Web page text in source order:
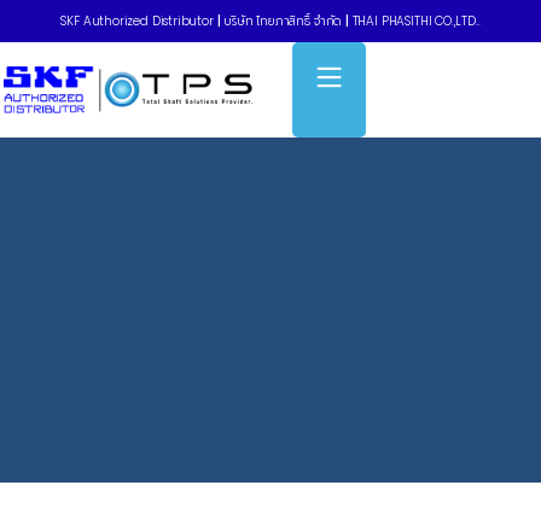
SKF Authorized Distributor บริษัท ไทยภาสิทธิ์ จำกัด THAI PHASITHI CO.,LTD..
Home » Digital tachometer